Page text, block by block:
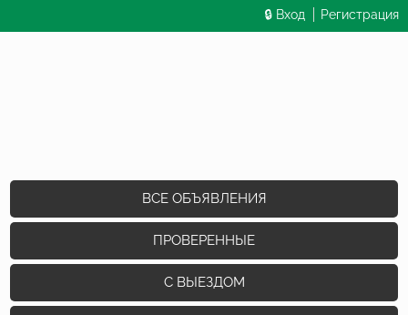
🔒 Вход Регистрация
ВСЕ ОБЪЯВЛЕНИЯ
ПРОВЕРЕННЫЕ
С ВЫЕЗДОМ